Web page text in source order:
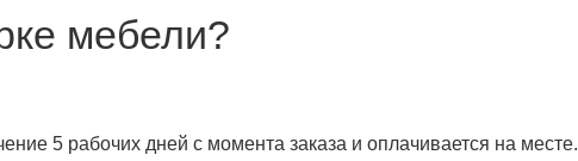
мебели?
5 рабочих дней с момента заказа и оплачивается на месте.